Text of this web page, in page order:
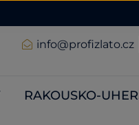
info@profizlato.cz
RAKOUSKO-